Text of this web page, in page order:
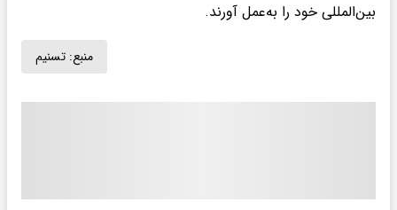
بین‌المللی خود را به‌عمل آورند.
منبع: تسنیم